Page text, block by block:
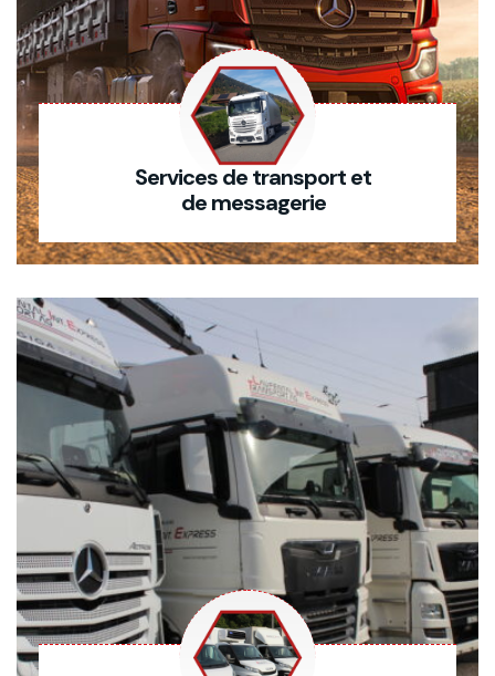
Services de transport et
de messagerie